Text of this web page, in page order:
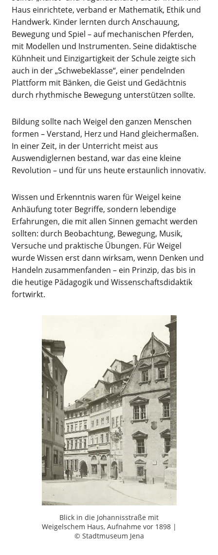
Haus einrichtete, verband er Mathematik, Ethik und
Handwerk. Kinder lernten durch Anschauung,
Bewegung und Spiel – auf mechanischen Pferden,
mit Modellen und Instrumenten. Seine didaktische
Kühnheit und Einzigartigkeit der Schule zeigte sich
auch in der „Schwebeklasse“, einer pendelnden
Plattform mit Bänken, die Geist und Gedächtnis
durch rhythmische Bewegung unterstützen sollte.
Bildung sollte nach Weigel den ganzen Menschen
formen – Verstand, Herz und Hand gleichermaßen.
In einer Zeit, in der Unterricht meist aus
Auswendiglernen bestand, war das eine kleine
Revolution – und für uns heute erstaunlich innovativ.
Wissen und Erkenntnis waren für Weigel keine
Anhäufung toter Begriffe, sondern lebendige
Erfahrungen, die mit allen Sinnen gemacht werden
sollten: durch Beobachtung, Bewegung, Musik,
Versuche und praktische Übungen. Für Weigel
wurde Wissen erst dann wirksam, wenn Denken und
Handeln zusammenfanden – ein Prinzip, das bis in
die heutige Pädagogik und Wissenschaftsdidaktik
fortwirkt.
Blick in die Johannisstraße mit
Weigelschem Haus, Aufnahme vor 1898 |
© Stadtmuseum Jena